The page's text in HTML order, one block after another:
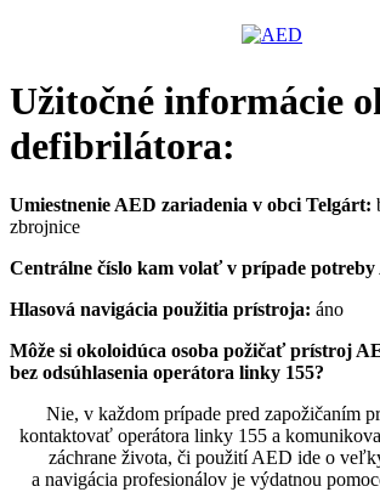
Užitočné informácie
defibrilátora:
Umiestnenie AED zariadenia v obci Telgárt:
zbrojnice
Centrálne číslo kam volať v prípade
Hlasová navigácia použitia prístroja: áno
Môže si okoloidúca osoba požičať prístroj
bez odsúhlasenia operátora linky 155?
Nie, v každom prípade pred zapožičaním
kontaktovať operátora linky 155 a
záchrane života, či použití AED ide o
a navigácia profesionálov je výdatnou